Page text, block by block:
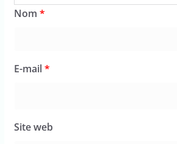
Nom *
E-mail*
Site web